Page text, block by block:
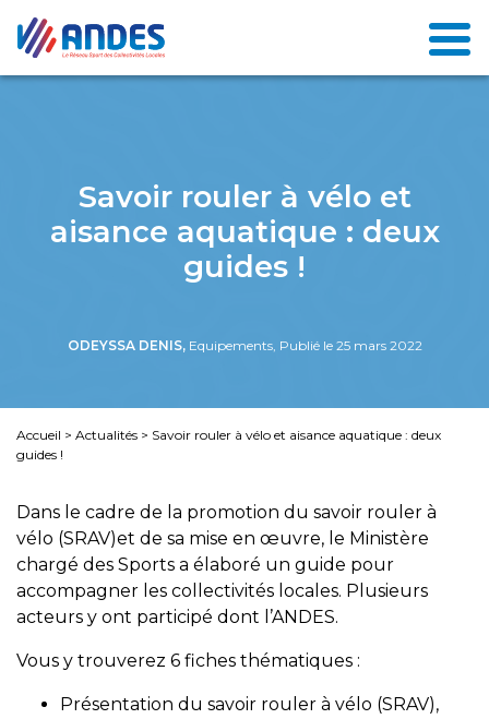
Savoir rouler à vélo et
aisance aquatique : deux
guides !
ODEYSSA DENIS, Equipements, Publié le 25 mars 2022
Accueil > Actualités > Savoir rouler à vélo et aisance aquatique : deux
guides !
Dans le cadre de la promotion du savoir rouler à
vélo (SRAV)et de sa mise en œuvre, le Ministère
chargé des Sports a élaboré un guide pour
accompagner les collectivités locales. Plusieurs
acteurs y ont participé dont l’ANDES.
Vous y trouverez 6 fiches thématiques :
Présentation du savoir rouler à vélo (SRAV),